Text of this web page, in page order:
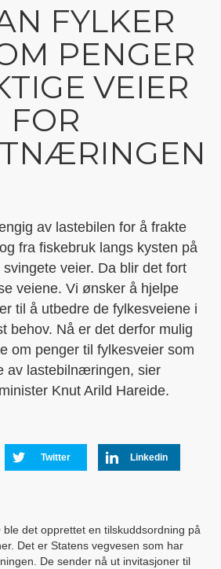
FYLKER
PENGER
VEIER
FOR
av lastebilen for å frakte
fra fiskebruk langs kysten på
veier. Da blir det fort
veiene. Vi ønsker å hjelpe
til å utbedre de fylkesveiene i
behov. Nå er det derfor mulig
om penger til fylkesveier som
av lastebilnæringen, sier
Knut Arild Hareide.
Twitter Linkedin
det opprettet en tilskuddsordning på
Det er Statens vegvesen som har
De sender nå ut invitasjoner til